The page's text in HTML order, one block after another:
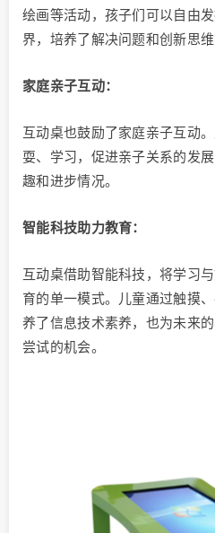
绘画等活动，孩子们可以自由
界，培养了解决问题和创新思维
家庭亲子互动：
互动桌也鼓励了家庭亲子互动
耍、学习，促进亲子关系的发
趣和进步情况。
智能科技助力教育：
互动桌借助智能科技，将学习
育的单一模式。儿童通过触摸
养了信息技术素养，也为未来
尝试的机会。